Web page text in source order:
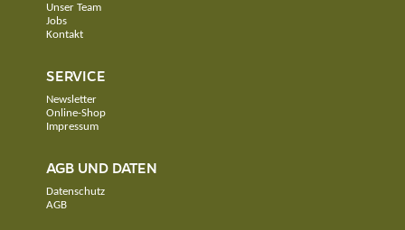
Unser Team
Jobs
Kontakt
SERVICE
Newsletter
Online-Shop
Impressum
AGB UND DATEN
Datenschutz
AGB